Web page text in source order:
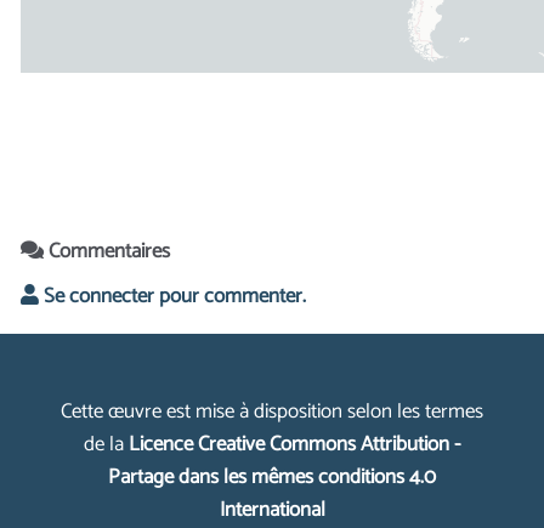
Commentaires
Se connecter pour commenter.
Cette œuvre est mise à disposition selon les termes
de laLicence Creative Commons Attribution -
Partage dans les mêmes conditions 4.0
International